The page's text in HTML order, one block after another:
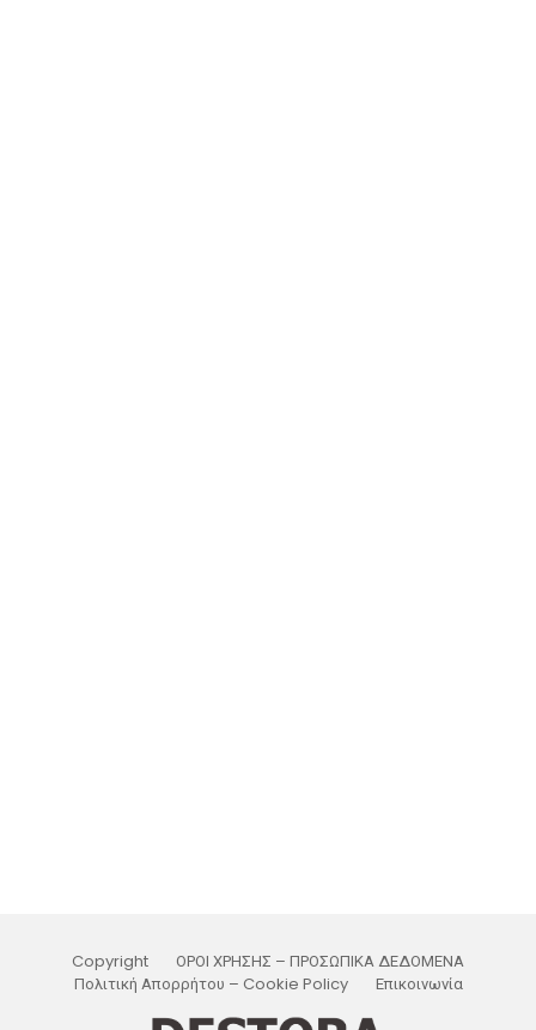
Copyright
ΟΡΟΙ ΧΡΗΣΗΣ – ΠΡΟΣΩΠΙΚΑ ΔΕΔΟΜΕΝΑ
Πολιτική Απορρήτου – Cookie Policy
Επικοινωνία